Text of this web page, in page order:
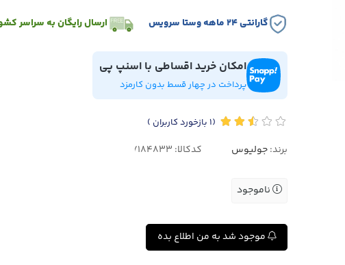
گارانتی ۲۴ ماهه وستا سرویس ارسال رایگان به سراسر
امکان خرید اقساطی با اسنپ پی
پرداخت در چهار قسط بدون کارمزد
(1 بازخورد کاربران )
برند:جولیوس کدکالا:
ناموجود
موجود شد به من اطلاع بده